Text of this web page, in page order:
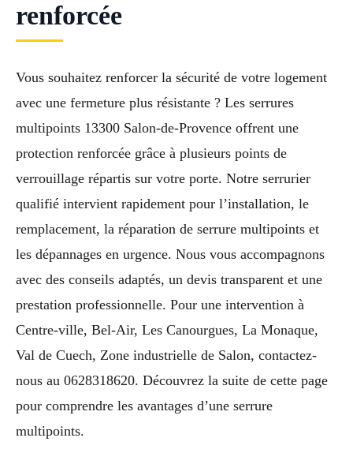
renforcée
Vous souhaitez renforcer la sécurité de votre logement
avec une fermeture plus résistante ? Les serrures
multipoints 13300 Salon-de-Provence offrent une
protection renforcée grâce à plusieurs points de
verrouillage répartis sur votre porte. Notre serrurier
qualifié intervient rapidement pour l’installation, le
remplacement, la réparation de serrure multipoints et
les dépannages en urgence. Nous vous accompagnons
avec des conseils adaptés, un devis transparent et une
prestation professionnelle. Pour une intervention à
Centre-ville, Bel-Air, Les Canourgues, La Monaque,
Val de Cuech, Zone industrielle de Salon, contactez-
nous au 0628318620. Découvrez la suite de cette page
pour comprendre les avantages d’une serrure
multipoints.